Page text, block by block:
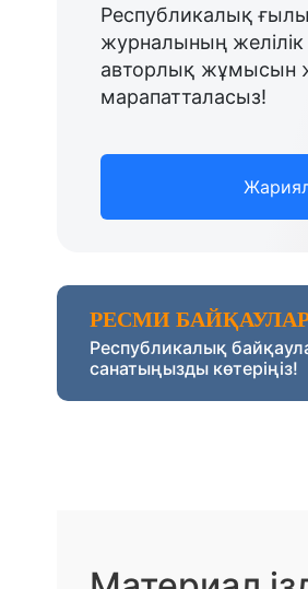
Республикалық
журналының
авторлық жұмысын
марапатталасыз!
РЕСМИ БАЙҚАУЛАР
Республикалық
санатыңызды көтеріңіз!